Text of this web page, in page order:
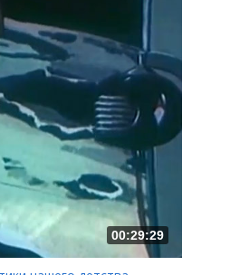
00:29:29